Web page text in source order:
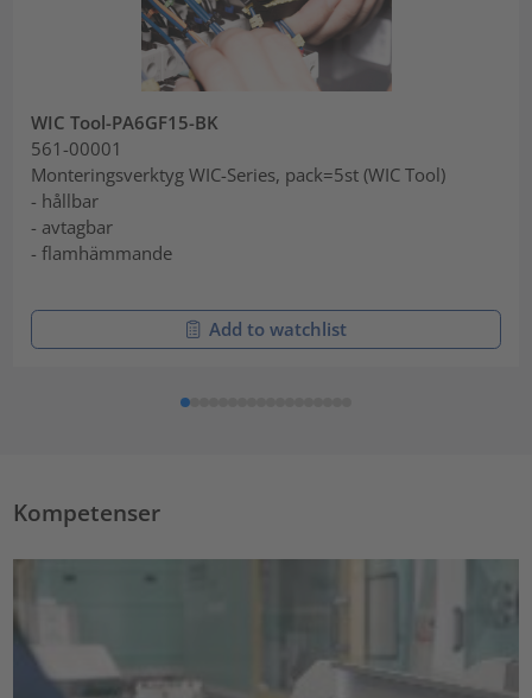
WIC Tool-PA6GF15-BK
561-00001
Monteringsverktyg WIC-Series, pack=5st (WIC Tool)
- hållbar
- avtagbar
- flamhämmande
Add to watchlist
Kompetenser